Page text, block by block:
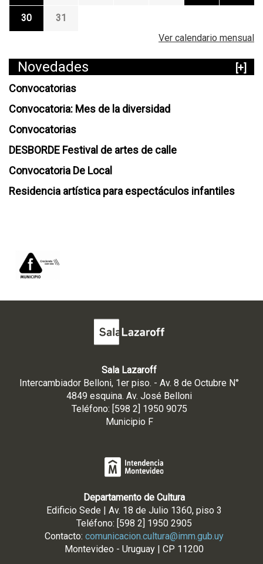
30
31
Ver calendario mensual
Novedades
[+]
Convocatorias
Convocatoria: Mes de la diversidad
Convocatorias
DESBORDE Festival de artes de calle
Convocatoria De Local
Residencia artística para espectáculos infantiles
Sala Lazaroff
Intercambiador Belloni, 1er piso. - Av. 8 de Octubre N°
4849 esquina. Av. José Belloni
Teléfono: [598 2] 1950 9075
Municipio F
Departamento de Cultura
Edificio Sede | Av. 18 de Julio 1360, piso 3
Teléfono: [598 2] 1950 2905
Contacto: comunicacion.cultura@imm.gub.uy
Montevideo - Uruguay | CP 11200